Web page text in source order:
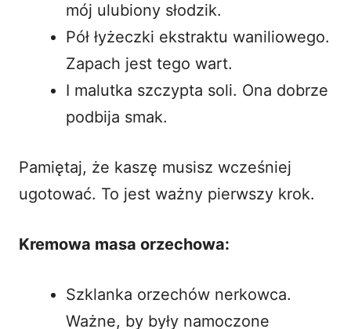
mój ulubiony słodzik.
Pół łyżeczki ekstraktu waniliowego.
Zapach jest tego wart.
I malutka szczypta soli. Ona dobrze
podbija smak.
Pamiętaj, że kaszę musisz wcześniej
ugotować. To jest ważny pierwszy krok.
Kremowa masa orzechowa:
Szklanka orzechów nerkowca.
Ważne, by były namoczone